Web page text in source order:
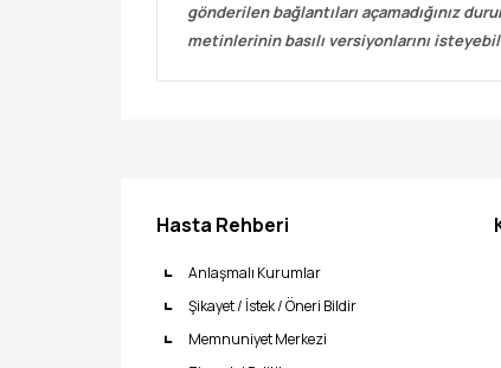
gönderilen bağlantıları açamadığınız
metinlerinin basılı versiyonlarını
Hasta Rehberi
Anlaşmalı Kurumlar
Şikayet / İstek / Öneri Bildir
Memnuniyet Merkezi